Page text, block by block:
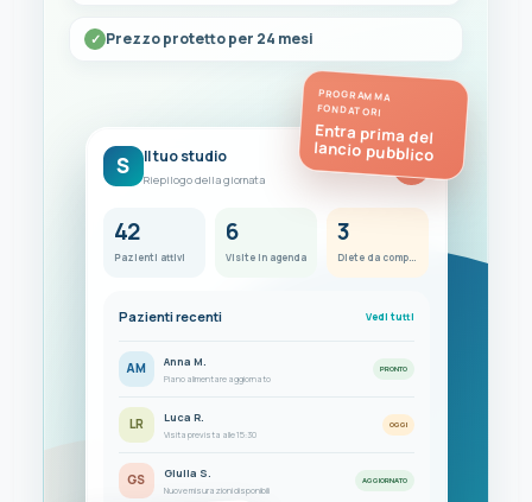
Prezzo protetto per 24 mesi
PROGRAMMA
FONDATORI
Entra prima del
lancio pubblico
S Il tuo studio
Riepilogo della giornata
FC
42
Pazienti attivi
6
Visite in agenda
3
Pazienti recenti Vedi tutti
AM Anna M.
Piano alimentare aggiornato
PRONTO
LR Luca R.
Visita prevista alle 15:30
OGGI
GS Giulia S.
Nuove misurazioni disponibili
AGGIORNATO